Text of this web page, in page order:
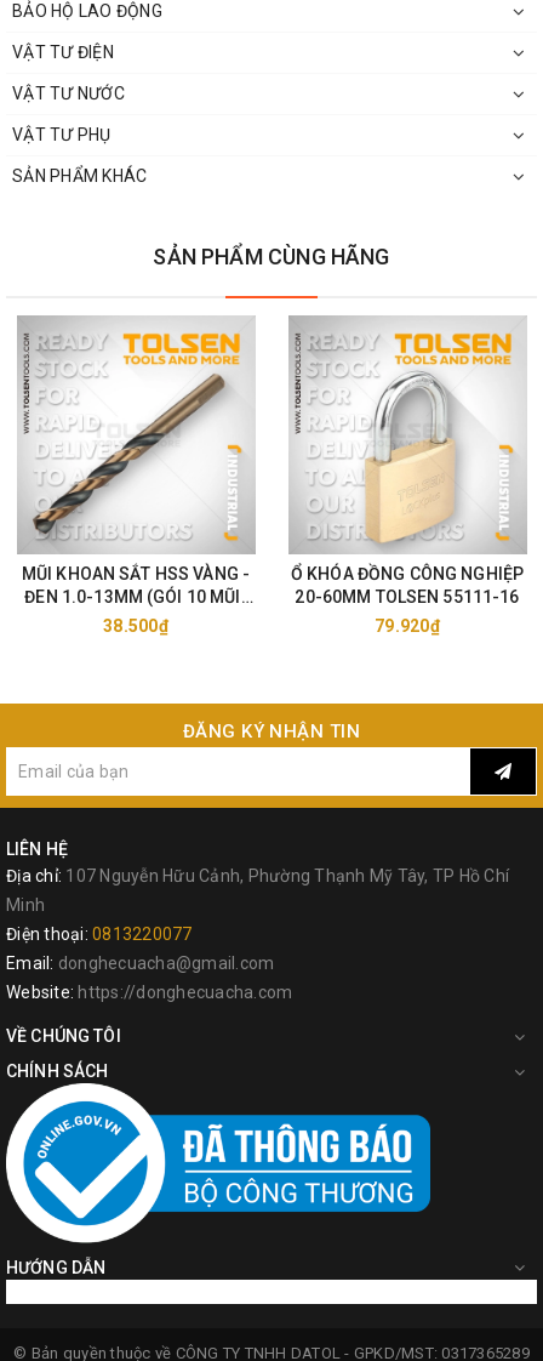
BẢO HỘ LAO ĐỘNG
VẬT TƯ ĐIỆN
VẬT TƯ NƯỚC
VẬT TƯ PHỤ
SẢN PHẨM KHÁC
SẢN PHẨM CÙNG HÃNG
MŨI KHOAN SẮT HSS VÀNG -
ĐEN 1.0-13MM (GÓI 10 MŨI)
TOLSEN 75105-33
38.500₫
Ổ KHÓA ĐỒNG CÔNG NGHIỆP
20-60MM TOLSEN 55111-16
79.920₫
ĐĂNG KÝ NHẬN TIN
LIÊN HỆ
Địa chỉ: 107 Nguyễn Hữu Cảnh, Phường Thạnh Mỹ Tây, TP Hồ Chí
Minh
Điện thoại: 0813220077
Email: donghecuacha@gmail.com
Website: https://donghecuacha.com
VỀ CHÚNG TÔI
CHÍNH SÁCH
HƯỚNG DẪN
© Bản quyền thuộc về CÔNG TY TNHH DATOL - GPKD/MST: 0317365289